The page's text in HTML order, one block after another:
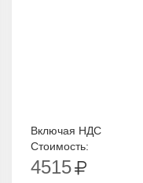
Включая НДС
Стоимость:
4515